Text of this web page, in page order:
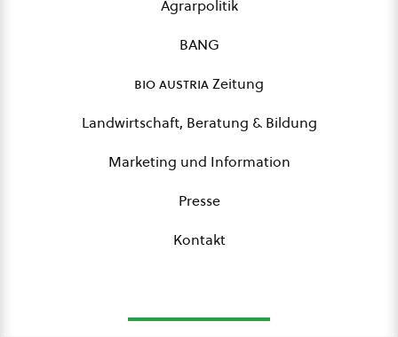
Agrarpolitik
BANG
bio austriaZeitung
Landwirtschaft, Beratung & Bildung
Marketing und Information
Presse
Kontakt